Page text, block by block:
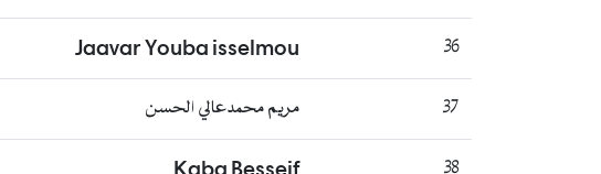
36
Jaavar Youba isselmou
37 مريم محمدعالي الحسن
38
Kaba Besseif